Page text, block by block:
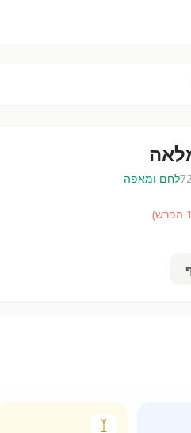
לחם ומאפה